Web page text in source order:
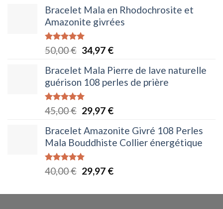
initial
était :
50,00 €.
actuel
est :
Bracelet Mala en Rhodochrosite et
Amazonite givrées
Note5.00
sur 5
50,00€ Le
initial
était :
50,00 €.
34,97 €Le
actuel
est :
Bracelet Mala Pierre de lave naturelle
guérison 108 perles de prière
Note5.00
sur 5
45,00€ Le
initial
était :
45,00 €.
29,97 €Le
actuel
est :
Bracelet Amazonite Givré 108 Perles
Mala Bouddhiste Collier énergétique
Note5.00
sur 5
40,00€ Le
initial
29,97 €Le
actuel